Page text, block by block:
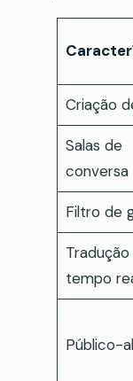
Criação
Salas de
conversa
Filtro de
tempo
Público-